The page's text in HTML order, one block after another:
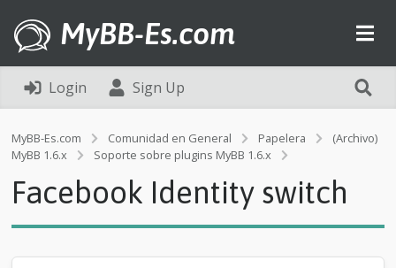
MyBB-Es.com
Login Sign Up
MyBB-Es.com Comunidad en General Papelera
(Archivo)
MyBB 1.6.x
Soporte sobre plugins MyBB 1.6.x
c
e
b
o
Facebook Identity switch